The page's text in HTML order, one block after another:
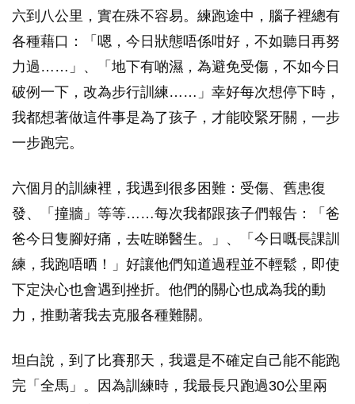
六到八公里，實在殊不容易。練跑途中，腦子裡總有
各種藉口：「嗯，今日狀態唔係咁好，不如聽日再努
力過……」、「地下有啲濕，為避免受傷，不如今日
破例一下，改為步行訓練……」幸好每次想停下時，
我都想著做這件事是為了孩子，才能咬緊牙關，一步
一步跑完。
六個月的訓練裡，我遇到很多困難：受傷、舊患復
發、「撞牆」等等……每次我都跟孩子們報告：「爸
爸今日隻腳好痛，去咗睇醫生。」、「今日嘅長課訓
練，我跑唔晒！」好讓他們知道過程並不輕鬆，即使
下定決心也會遇到挫折。他們的關心也成為我的動
力，推動著我去克服各種難關。
坦白說，到了比賽那天，我還是不確定自己能不能跑
完「全馬」。因為訓練時，我最長只跑過30公里兩